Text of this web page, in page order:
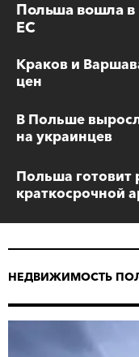
Польша вошла в
ЕС
Краков и
цен
В Польше
на украинцев
Польша готовит
краткосрочной
НЕДВИЖИМОСТЬ